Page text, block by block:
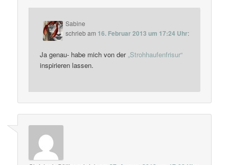
Sabine
schriebam 16. Februar 2013 um 17:24 Uhr:
Ja genau- habe mich von der„Strohhaufenfrisur“
inspirieren lassen.